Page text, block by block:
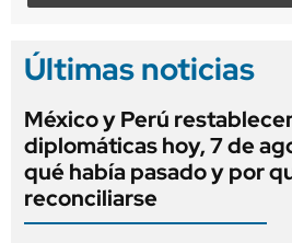
Últimas noticias
México y Perú
diplomáticas hoy, 7 de
qué había pasado y por
reconciliarse